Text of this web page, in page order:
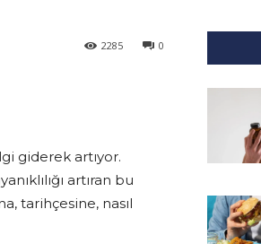
0
2285
giderek artıyor.
artıran bu
tarihçesine, nasıl